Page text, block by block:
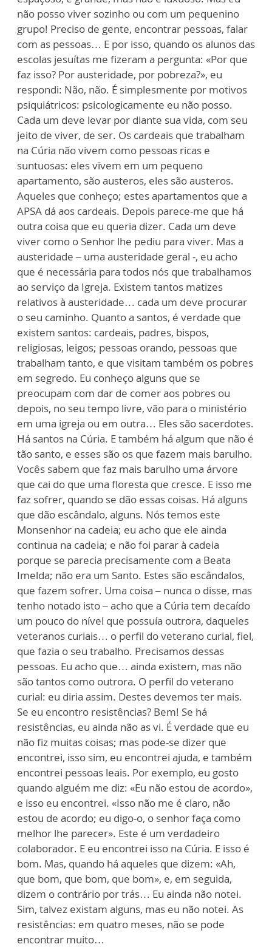
não posso viver sozinho ou com um pequenino
grupo! Preciso de gente, encontrar pessoas, falar
com as pessoas… E por isso, quando os alunos das
escolas jesuítas me fizeram a pergunta: «Por que
faz isso? Por austeridade, por pobreza?», eu
respondi: Não, não. É simplesmente por motivos
psiquiátricos: psicologicamente eu não posso.
Cada um deve levar por diante sua vida, com seu
jeito de viver, de ser. Os cardeais que trabalham
na Cúria não vivem como pessoas ricas e
suntuosas: eles vivem em um pequeno
apartamento, são austeros, eles são austeros.
Aqueles que conheço; estes apartamentos que a
APSA dá aos cardeais. Depois parece-me que há
outra coisa que eu queria dizer. Cada um deve
viver como o Senhor lhe pediu para viver. Mas a
austeridade – uma austeridade geral -, eu acho
que é necessária para todos nós que trabalhamos
ao serviço da Igreja. Existem tantos matizes
relativos à austeridade… cada um deve procurar
o seu caminho. Quanto a santos, é verdade que
existem santos: cardeais, padres, bispos,
religiosas, leigos; pessoas orando, pessoas que
trabalham tanto, e que visitam também os pobres
em segredo. Eu conheço alguns que se
preocupam com dar de comer aos pobres ou
depois, no seu tempo livre, vão para o ministério
em uma igreja ou em outra… Eles são sacerdotes.
Há santos na Cúria. E também há algum que não é
tão santo, e esses são os que fazem mais barulho.
Vocês sabem que faz mais barulho uma árvore
que cai do que uma floresta que cresce. E isso me
faz sofrer, quando se dão essas coisas. Há alguns
que dão escândalo, alguns. Nós temos este
Monsenhor na cadeia; eu acho que ele ainda
continua na cadeia; e não foi parar à cadeia
porque se parecia precisamente com a Beata
Imelda; não era um Santo. Estes são escândalos,
que fazem sofrer. Uma coisa – nunca o disse, mas
tenho notado isto – acho que a Cúria tem decaído
um pouco do nível que possuía outrora, daqueles
veteranos curiais… o perfil do veterano curial, fiel,
que fazia o seu trabalho. Precisamos dessas
pessoas. Eu acho que… ainda existem, mas não
são tantos como outrora. O perfil do veterano
curial: eu diria assim. Destes devemos ter mais.
Se eu encontro resistências? Bem! Se há
resistências, eu ainda não as vi. É verdade que eu
não fiz muitas coisas; mas pode-se dizer que
encontrei, isso sim, eu encontrei ajuda, e também
encontrei pessoas leais. Por exemplo, eu gosto
quando alguém me diz: «Eu não estou de acordo»,
e isso eu encontrei. «Isso não me é claro, não
estou de acordo; eu digo-o, o senhor faça como
melhor lhe parecer». Este é um verdadeiro
colaborador. E eu encontrei isso na Cúria. E isso é
bom. Mas, quando há aqueles que dizem: «Ah,
que bom, que bom, que bom», e, em seguida,
dizem o contrário por trás… Eu ainda não notei.
Sim, talvez existam alguns, mas eu não notei. As
resistências: em quatro meses, não se pode
encontrar muito…